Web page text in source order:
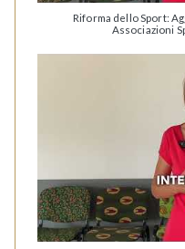
Riforma dello Sport:
Associazioni